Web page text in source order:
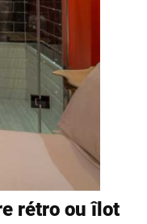
rétro ou îlot